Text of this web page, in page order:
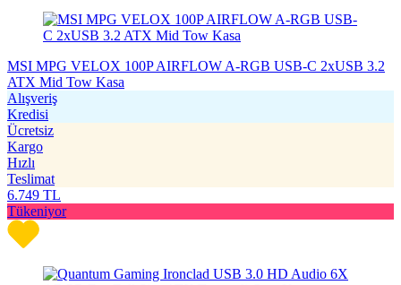
MSI MPG VELOX 100P AIRFLOW A-RGB USB-C 2xUSB 3.2
ATX Mid Tow Kasa
Alışveriş
Kredisi
Ücretsiz
Kargo
Hızlı
Teslimat
6.749 TL
Tükeniyor